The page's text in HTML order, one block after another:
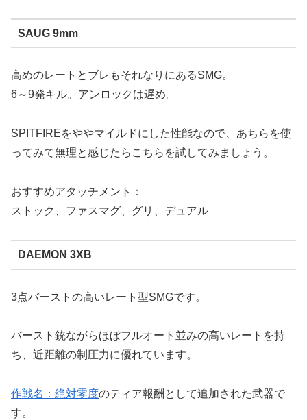
SAUG 9mm
高めのレートとブレもそれなりにあるSMG。
6～9発キル。アンロックは遅め。
SPITFIREをややマイルドにした性能なので、あちらを使
ってみて無理と感じたらこちらを試してみましょう。
おすすめアタッチメント：
ストック、ファスマグ、グリ、デュアル
DAEMON 3XB
3点バーストの高いレート型SMGです。
バースト銃ながらほぼフルオート並みの高いレートを持
ち、近距離の制圧力に優れています。
作戦名：絶対零度のティア報酬として追加された武器で
す。